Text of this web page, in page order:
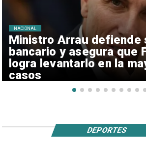
Ministro Arrau defiende
bancario y asegura que
logra levantarlo en la
casos
NACIONAL
DEPORTES